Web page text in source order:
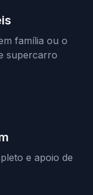
família ou o
supercarro
e apoio de